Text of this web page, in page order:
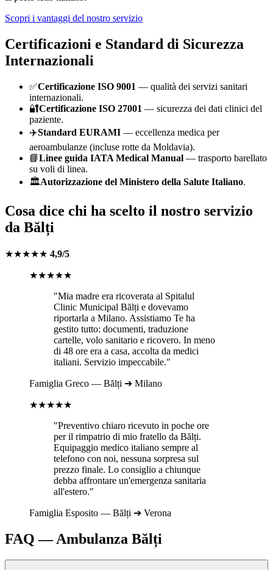
Scopri i vantaggi del nostro servizio
Certificazioni e Standard di Sicurezza
Internazionali
✅Certificazione ISO 9001 — qualità dei servizi sanitari
internazionali.
🔐Certificazione ISO 27001 — sicurezza dei dati clinici del
paziente.
✈️Standard EURAMI — eccellenza medica per
aeroambulanze (incluse rotte da Moldavia).
📘Linee guida IATA Medical Manual — trasporto barellato
su voli di linea.
🏛️Autorizzazione del Ministero della Salute Italiano.
Cosa dice chi ha scelto il nostro servizio
da Bălți
★★★★★ 4,9/5
★★★★★
"Mia madre era ricoverata al Spitalul
Clinic Municipal Bălți e dovevamo
riportarla a Milano. Assistiamo Te ha
gestito tutto: documenti, traduzione
cartelle, volo sanitario e ricovero. In meno
di 48 ore era a casa, accolta da medici
italiani. Servizio impeccabile."
Famiglia Greco — Bălți ➔ Milano
★★★★★
"Preventivo chiaro ricevuto in poche ore
per il rimpatrio di mio fratello da Bălți.
Equipaggio medico italiano sempre al
telefono con noi, nessuna sorpresa sul
prezzo finale. Lo consiglio a chiunque
debba affrontare un'emergenza sanitaria
all'estero."
Famiglia Esposito — Bălți ➔ Verona
FAQ — Ambulanza Bălți